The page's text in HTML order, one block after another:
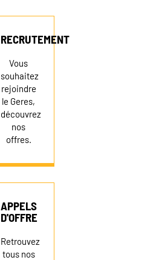
NEWSLETTER
FAIRE UN DON
RECRUTEMENT
Vous
souhaitez
rejoindre
le Geres,
découvrez
nos
offres.
APPELS
D'OFFRE
Retrouvez
tous nos